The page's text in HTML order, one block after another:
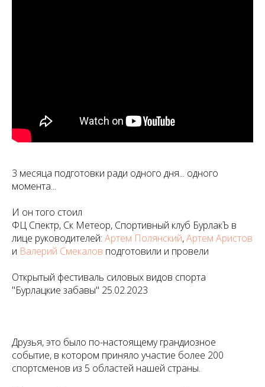
3 месяца подготовки ради одного дня... одного
момента...
И он того стоил
ФЦ Спектр, Ск Метеор, Спортивный клуб БурлакЪ в
лице руководителей: Артем Полянский,Артем Аристов
и Валерий Смекалов подготовили и провели
Открытый фестиваль силовых видов спорта
"Бурлацкие забавы" 25.02.2023
Друзья, это было по-настоящему грандиозное
событие, в котором приняло участие более 200
спортсменов из 5 областей нашей страны.